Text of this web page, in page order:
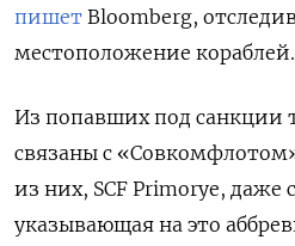
пишет Bloomberg,
местоположение кораблей.
Из попавших под санкции
связаны с
из них, SCF Primorye, даже
указывающая на это